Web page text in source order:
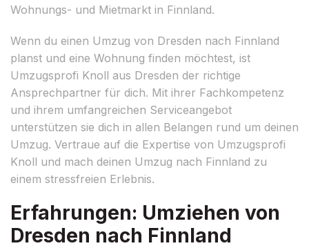
Wohnungs- und Mietmarkt in Finnland.
Wenn du einen Umzug von Dresden nach Finnland
planst und eine Wohnung finden möchtest, ist
Umzugsprofi Knoll aus Dresden der richtige
Ansprechpartner für dich. Mit ihrer Fachkompetenz
und ihrem umfangreichen Serviceangebot
unterstützen sie dich in allen Belangen rund um deinen
Umzug. Vertraue auf die Expertise von Umzugsprofi
Knoll und mach deinen Umzug nach Finnland zu
einem stressfreien Erlebnis.
Erfahrungen: Umziehen von
Dresden nach Finnland